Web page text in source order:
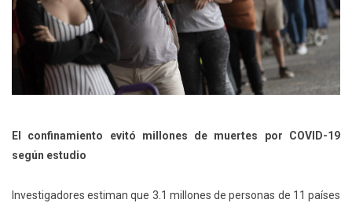
El confinamiento evitó millones de muertes por COVID-19
según estudio
Investigadores estiman que 3.1 millones de personas de 11 países